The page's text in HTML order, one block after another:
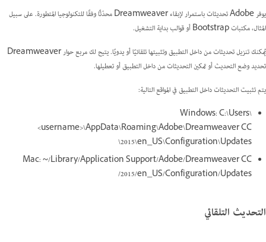
يوفر Adobe تحديثات باستمرار لإبقاء Dreamweaver محدّثًا وفقًا للتكنولوجيا المتطورة. على سبيل
المثال، مكتبات Bootstrap أو قوالب بداية التشغيل.
يُمكنك تنزيل تحديثات من داخل التطبيق وتثبيتها تلقائيًا أو يدويًا. يتيح لك مربع حوار Dreamweaver
تحديد وضع التحديث أو تمكين التحديثات من داخل التطبيق أو تعطيلها.
يتم تثبيت التحديثات داخل التطبيق في المواقع التالية:
Windows: C:\Users\
<username>\AppData\Roaming\Adobe\Dreamweaver CC
2015\en_US\Configuration\Updates\
Mac: ~/Library/Application Support/Adobe/Dreamweaver CC
2015/en_US/Configuration/Updates/
التحديث التلقائي